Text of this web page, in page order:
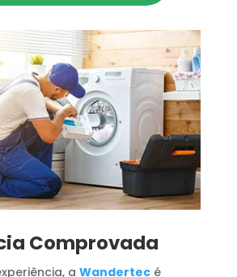
Comprovada
a Wandertecé